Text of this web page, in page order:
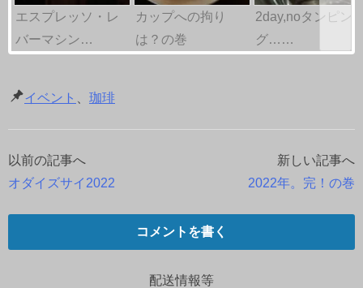
エスプレッソ・レ
バーマシン…
カップへの拘り
は？の巻
2day,noタンピン
グ……
イベント 珈琲
投
以前の記事へ
オダイズサイ2022
新しい記事へ
2022年。完！の巻
コメントを書く
配送情報等